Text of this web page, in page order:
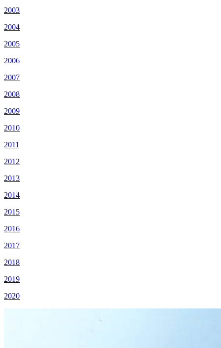
2003
2004
2005
2006
2007
2008
2009
2010
2011
2012
2013
2014
2015
2016
2017
2018
2019
2020